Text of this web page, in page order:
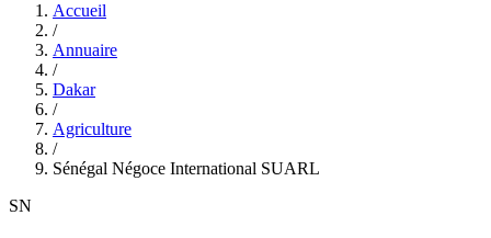
Accueil
/
Annuaire
/
Dakar
/
Agriculture
/
Sénégal Négoce International SUARL
SN